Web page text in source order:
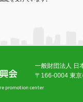
一般財団法人
〒166-0004 東
promotion center